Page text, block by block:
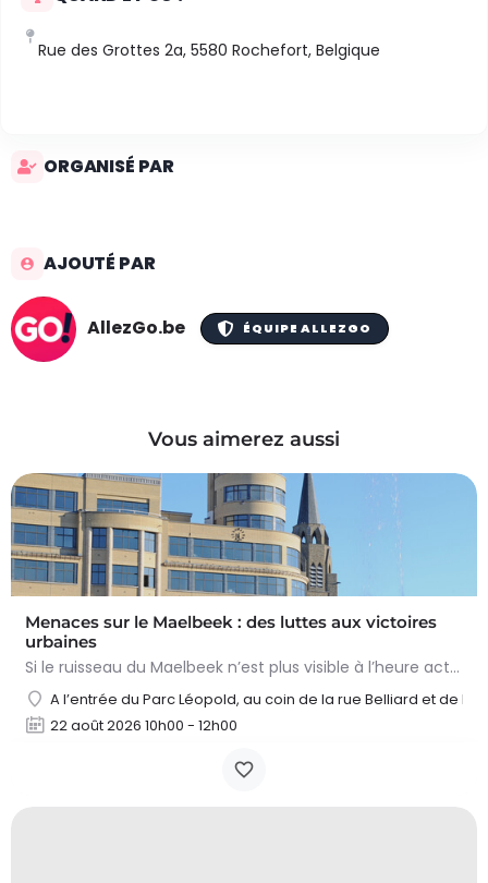
Rue des Grottes 2a, 5580 Rochefort, Belgique
ORGANISÉ PAR
AJOUTÉ PAR
AllezGo.be ÉQUIPE ALLEZGO
Vous aimerez aussi
Menaces sur le Maelbeek : des luttes aux victoires
urbaines
Si le ruisseau du Maelbeek n’est plus visible à l’heure actuelle, sa présence se marque encore fortement dans…
A l’entrée du Parc Léopold, au coin de la rue Belliard et de la
22 août 2026 10h00 - 12h00